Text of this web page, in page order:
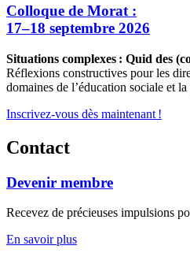
Colloque de Morat :
17–18 septembre 2026
Situations complexes : Quid des
Réflexions constructives pour les
domaines de l’éducation sociale et
Inscrivez-vous dès maintenant !
Contact
Devenir membre
Recevez de précieuses impulsions
En savoir plus